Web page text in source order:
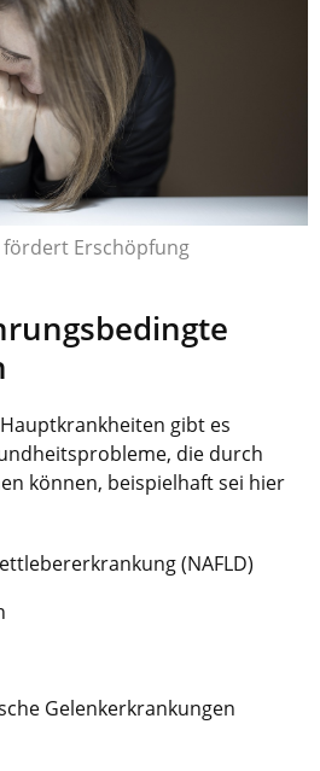
Erschöpfung
gibt es
die durch
können, beispielhaft sei hier
(NAFLD)
Gelenkerkrankungen